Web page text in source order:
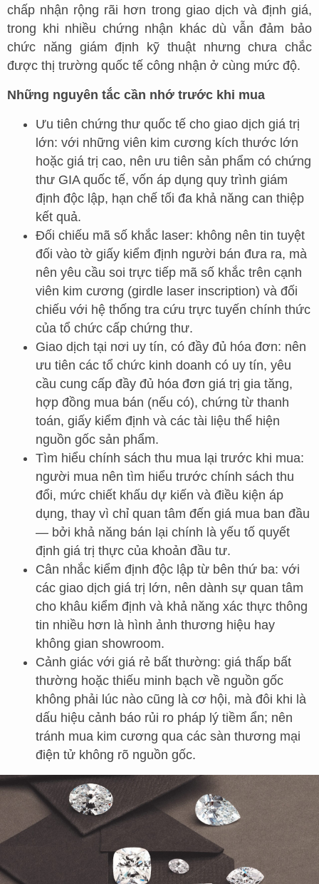
chấp nhận rộng rãi hơn trong giao dịch và định giá,
trong khi nhiều chứng nhận khác dù vẫn đảm bảo
chức năng giám định kỹ thuật nhưng chưa chắc
được thị trường quốc tế công nhận ở cùng mức độ.
Những nguyên tắc cần nhớ trước khi mua
Ưu tiên chứng thư quốc tế cho giao dịch giá trị
lớn: với những viên kim cương kích thước lớn
hoặc giá trị cao, nên ưu tiên sản phẩm có chứng
thư GIA quốc tế, vốn áp dụng quy trình giám
định độc lập, hạn chế tối đa khả năng can thiệp
kết quả.
Đối chiếu mã số khắc laser: không nên tin tuyệt
đối vào tờ giấy kiểm định người bán đưa ra, mà
nên yêu cầu soi trực tiếp mã số khắc trên cạnh
viên kim cương (girdle laser inscription) và đối
chiếu với hệ thống tra cứu trực tuyến chính thức
của tổ chức cấp chứng thư.
Giao dịch tại nơi uy tín, có đầy đủ hóa đơn: nên
ưu tiên các tổ chức kinh doanh có uy tín, yêu
cầu cung cấp đầy đủ hóa đơn giá trị gia tăng,
hợp đồng mua bán (nếu có), chứng từ thanh
toán, giấy kiểm định và các tài liệu thể hiện
nguồn gốc sản phẩm.
Tìm hiểu chính sách thu mua lại trước khi mua:
người mua nên tìm hiểu trước chính sách thu
đổi, mức chiết khấu dự kiến và điều kiện áp
dụng, thay vì chỉ quan tâm đến giá mua ban đầu
— bởi khả năng bán lại chính là yếu tố quyết
định giá trị thực của khoản đầu tư.
Cân nhắc kiểm định độc lập từ bên thứ ba: với
các giao dịch giá trị lớn, nên dành sự quan tâm
cho khâu kiểm định và khả năng xác thực thông
tin nhiều hơn là hình ảnh thương hiệu hay
không gian showroom.
Cảnh giác với giá rẻ bất thường: giá thấp bất
thường hoặc thiếu minh bạch về nguồn gốc
không phải lúc nào cũng là cơ hội, mà đôi khi là
dấu hiệu cảnh báo rủi ro pháp lý tiềm ẩn; nên
tránh mua kim cương qua các sàn thương mại
điện tử không rõ nguồn gốc.